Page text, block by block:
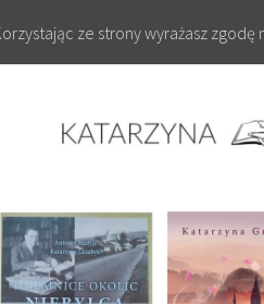
ze strony wyrażasz